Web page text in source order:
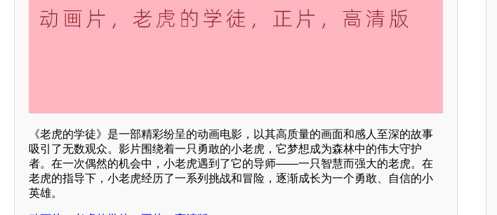
《老虎的学徒》是一部精彩纷呈的动画电影，以其高质量的画面和感人至深的故事
吸引了无数观众。影片围绕着一只勇敢的小老虎，它梦想成为森林中的伟大守护
者。在一次偶然的机会中，小老虎遇到了它的导师——一只智慧而强大的老虎。在
老虎的指导下，小老虎经历了一系列挑战和冒险，逐渐成长为一个勇敢、自信的小
英雄。